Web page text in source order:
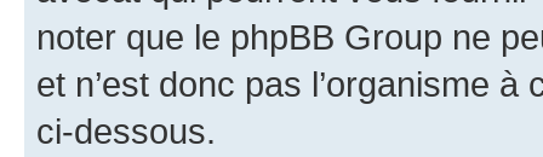
noter que le phpBB Group ne
et n’est donc pas l’organisme
ci-dessous.